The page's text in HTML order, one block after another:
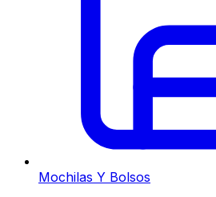
Mochilas Y Bolsos